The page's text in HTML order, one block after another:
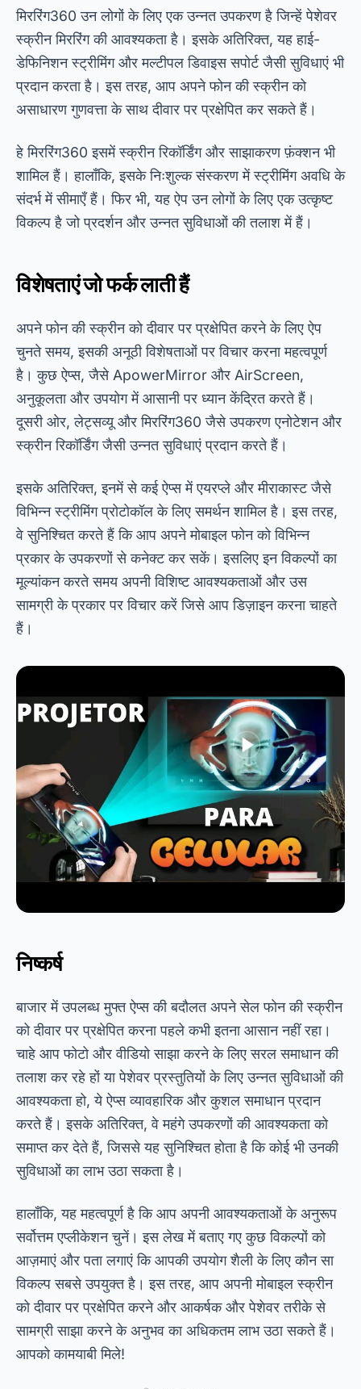
मिररिंग360 उन लोगों के लिए एक उन्नत उपकरण है जिन्हें पेशेवर
स्क्रीन मिररिंग की आवश्यकता है। इसके अतिरिक्त, यह हाई-
डेफिनिशन स्ट्रीमिंग और मल्टीपल डिवाइस सपोर्ट जैसी सुविधाएं भी
प्रदान करता है। इस तरह, आप अपने फोन की स्क्रीन को
असाधारण गुणवत्ता के साथ दीवार पर प्रक्षेपित कर सकते हैं।
हेमिररिंग360 इसमें स्क्रीन रिकॉर्डिंग और साझाकरण फ़ंक्शन भी
शामिल हैं। हालाँकि, इसके निःशुल्क संस्करण में स्ट्रीमिंग अवधि के
संदर्भ में सीमाएँ हैं। फिर भी, यह ऐप उन लोगों के लिए एक उत्कृष्ट
विकल्प है जो प्रदर्शन और उन्नत सुविधाओं की तलाश में हैं।
विशेषताएं जो फर्क लाती हैं
अपने फोन की स्क्रीन को दीवार पर प्रक्षेपित करने के लिए ऐप
चुनते समय, इसकी अनूठी विशेषताओं पर विचार करना महत्वपूर्ण
है। कुछ ऐप्स, जैसे ApowerMirror और AirScreen,
अनुकूलता और उपयोग में आसानी पर ध्यान केंद्रित करते हैं।
दूसरी ओर, लेट्सव्यू और मिररिंग360 जैसे उपकरण एनोटेशन और
स्क्रीन रिकॉर्डिंग जैसी उन्नत सुविधाएं प्रदान करते हैं।
इसके अतिरिक्त, इनमें से कई ऐप्स में एयरप्ले और मीराकास्ट जैसे
विभिन्न स्ट्रीमिंग प्रोटोकॉल के लिए समर्थन शामिल है। इस तरह,
वे सुनिश्चित करते हैं कि आप अपने मोबाइल फोन को विभिन्न
प्रकार के उपकरणों से कनेक्ट कर सकें। इसलिए इन विकल्पों का
मूल्यांकन करते समय अपनी विशिष्ट आवश्यकताओं और उस
सामग्री के प्रकार पर विचार करें जिसे आप डिज़ाइन करना चाहते
हैं।
निष्कर्ष
बाजार में उपलब्ध मुफ्त ऐप्स की बदौलत अपने सेल फोन की स्क्रीन
को दीवार पर प्रक्षेपित करना पहले कभी इतना आसान नहीं रहा।
चाहे आप फोटो और वीडियो साझा करने के लिए सरल समाधान की
तलाश कर रहे हों या पेशेवर प्रस्तुतियों के लिए उन्नत सुविधाओं की
आवश्यकता हो, ये ऐप्स व्यावहारिक और कुशल समाधान प्रदान
करते हैं। इसके अतिरिक्त, वे महंगे उपकरणों की आवश्यकता को
समाप्त कर देते हैं, जिससे यह सुनिश्चित होता है कि कोई भी उनकी
सुविधाओं का लाभ उठा सकता है।
हालाँकि, यह महत्वपूर्ण है कि आप अपनी आवश्यकताओं के अनुरूप
सर्वोत्तम एप्लीकेशन चुनें। इस लेख में बताए गए कुछ विकल्पों को
आज़माएं और पता लगाएं कि आपकी उपयोग शैली के लिए कौन सा
विकल्प सबसे उपयुक्त है। इस तरह, आप अपनी मोबाइल स्क्रीन
को दीवार पर प्रक्षेपित करने और आकर्षक और पेशेवर तरीके से
सामग्री साझा करने के अनुभव का अधिकतम लाभ उठा सकते हैं।
आपको कामयाबी मिले!